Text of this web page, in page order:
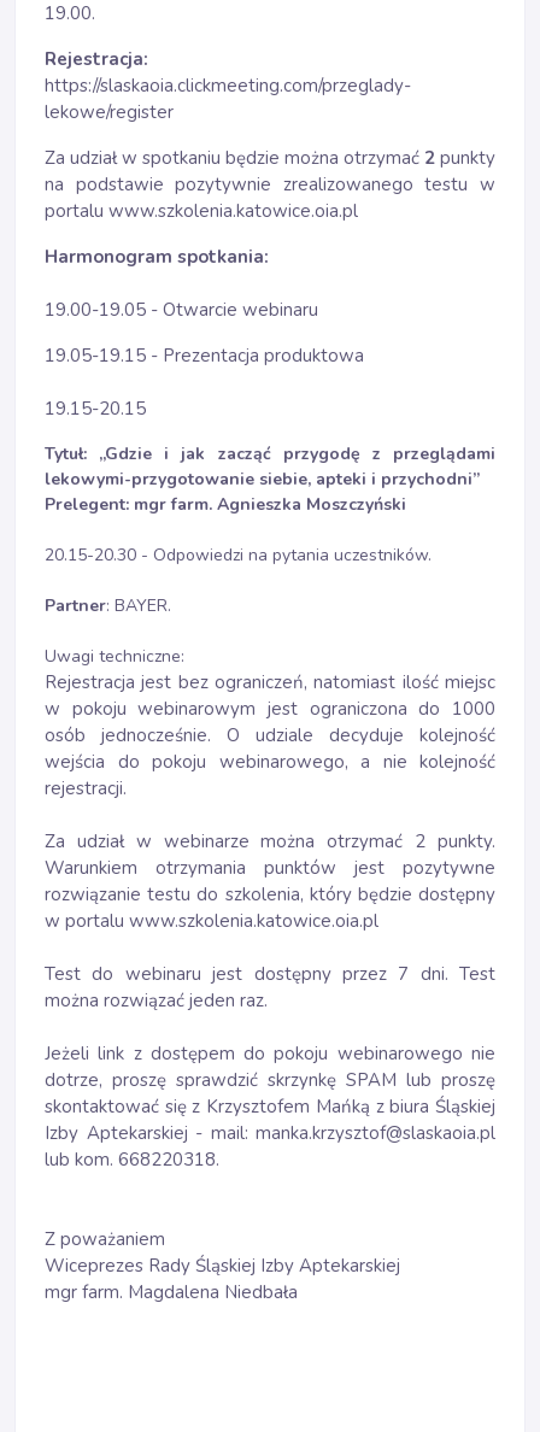
19.00.
Rejestracja:
https://slaskaoia.clickmeeting.com/przeglady-
lekowe/register
Za udział w spotkaniu będzie można otrzymać 2 punkty
na podstawie pozytywnie zrealizowanego testu w
portalu www.szkolenia.katowice.oia.pl
Harmonogram spotkania:
19.00-19.05 - Otwarcie webinaru
19.05-19.15 - Prezentacja produktowa
19.15-20.15
Tytuł: „Gdzie i jak zacząć przygodę z przeglądami
lekowymi-przygotowanie siebie, apteki i przychodni”
Prelegent: mgr farm. Agnieszka Moszczyński
20.15-20.30 - Odpowiedzi na pytania uczestników.
Partner: BAYER.
Uwagi techniczne:
Rejestracja jest bez ograniczeń, natomiast ilość miejsc
w pokoju webinarowym jest ograniczona do 1000
osób jednocześnie. O udziale decyduje kolejność
wejścia do pokoju webinarowego, a nie kolejność
rejestracji.
Za udział w webinarze można otrzymać 2 punkty.
Warunkiem otrzymania punktów jest pozytywne
rozwiązanie testu do szkolenia, który będzie dostępny
w portalu www.szkolenia.katowice.oia.pl
Test do webinaru jest dostępny przez 7 dni. Test
można rozwiązać jeden raz.
Jeżeli link z dostępem do pokoju webinarowego nie
dotrze, proszę sprawdzić skrzynkę SPAM lub proszę
skontaktować się z Krzysztofem Mańką z biura Śląskiej
Izby Aptekarskiej - mail: manka.krzysztof@slaskaoia.pl
lub kom. 668220318.
Z poważaniem
Wiceprezes Rady Śląskiej Izby Aptekarskiej
mgr farm. Magdalena Niedbała